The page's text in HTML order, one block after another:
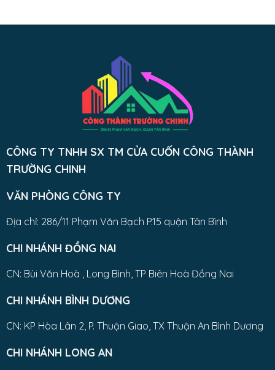
CÔNG TY TNHH SX TM CỬA CUỐN CÔNG THÀNH
TRƯỜNG CHINH
VĂN PHÒNG CÔNG TY
Địa chỉ: 286/11 Phạm Văn Bạch P.15 quận Tân Bình
CHI NHÁNH ĐỒNG NAI
CN: Bùi Văn Hoà , Long Bình, TP Biên Hoà Đồng Nai
CHI NHÁNH BÌNH DƯƠNG
CN: KP Hòa Lân 2, P. Thuận Giao, TX Thuận An Bình Dương
CHI NHÁNH LONG AN